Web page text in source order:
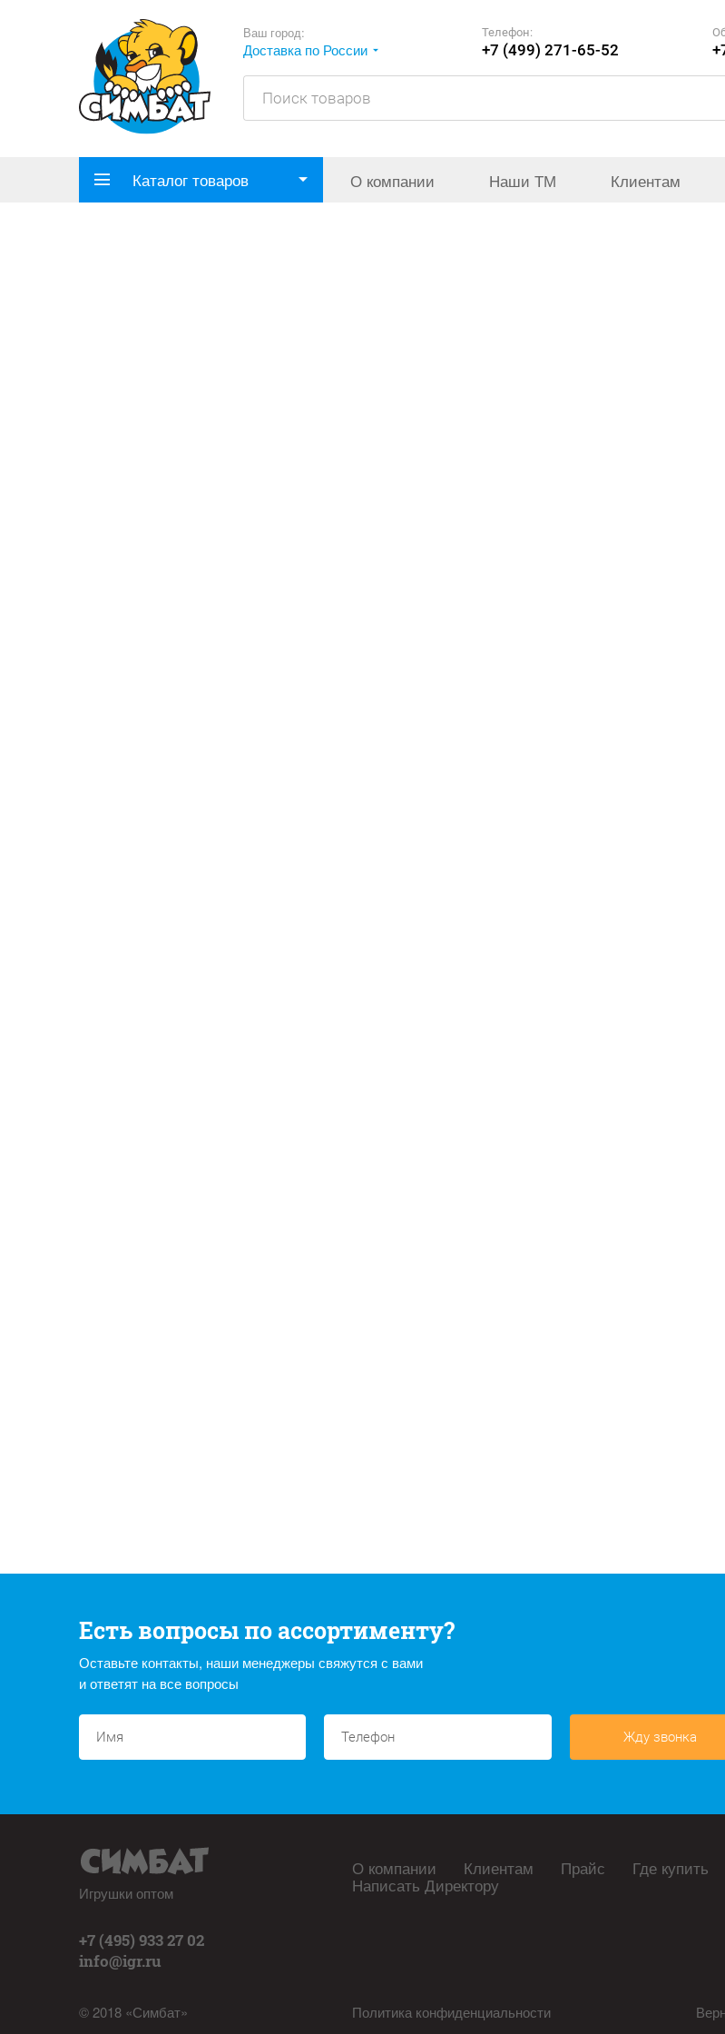
Ваш город:
Доставка по России
Телефон:
+7 (499) 271-65-52
Каталог товаров О компании Наши ТМ Клиентам
Есть вопросы по ассортименту?
Оставьте контакты, наши менеджеры свяжутся с вами
и ответят на все вопросы
Жду звонка
Игрушки оптом
+7 (495) 933 27 02
info@igr.ru
© 2018 «Симбат»
О компании Клиентам Прайс Где купить
Написать Директору
Политика конфиденциальности